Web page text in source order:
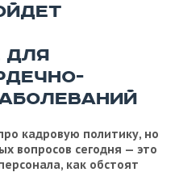
ДЛЯ
кадровую политику, но
вопросов сегодня — это
как обстоят